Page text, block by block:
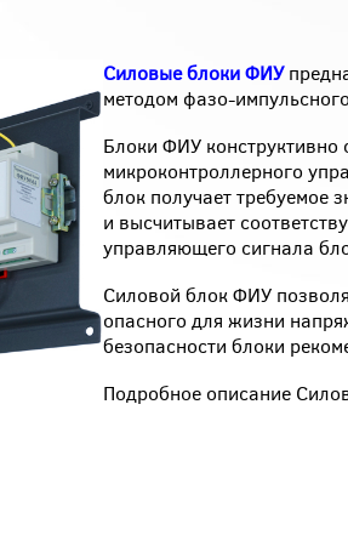
Силовые блоки ФИУ
методом фазо-
Блоки ФИУ конструктивно
микроконтроллерного
блок получает требуемое
и высчитывает
управляющего сигнала
Силовой блок ФИУ
опасного для жизни
безопасности блоки
Подробное описание